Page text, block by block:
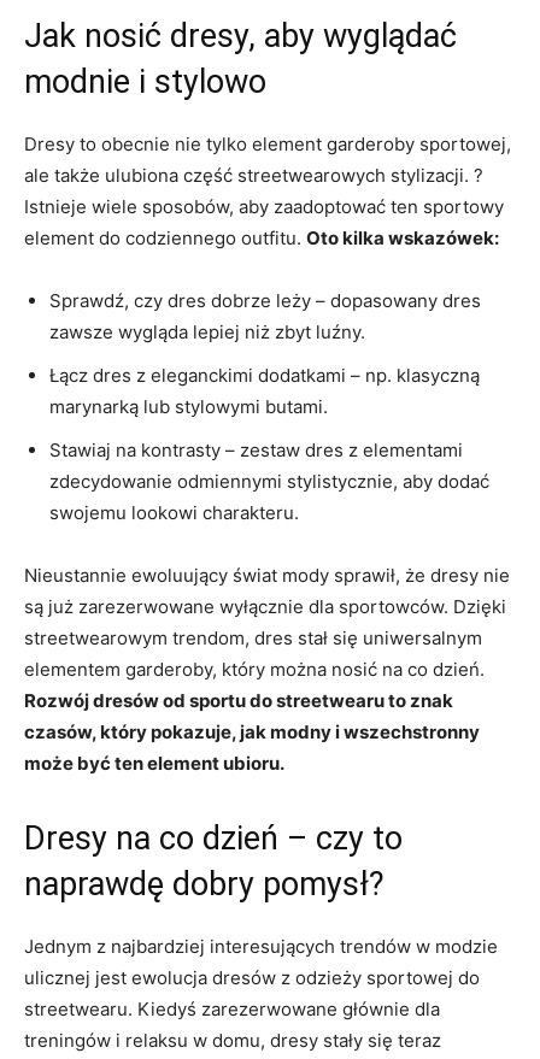
Jak ‌nosić dresy, aby wyglądać
modnie i stylowo
Dresy ⁤to obecnie nie tylko element ‌garderoby sportowej,
ale także ulubiona część streetwearowych stylizacji.⁢ ?
Istnieje wiele sposobów, aby zaadoptować ten sportowy​
element do codziennego outfitu. Oto⁤ kilka ⁢wskazówek:
Sprawdź,⁣ czy dres dobrze leży – dopasowany dres
‌zawsze wygląda lepiej ⁤niż zbyt luźny.
Łącz dres z eleganckimi dodatkami – np. klasyczną​
marynarką lub stylowymi butami.
Stawiaj ⁣na kontrasty – zestaw‌ dres z elementami
zdecydowanie odmiennymi stylistycznie, aby dodać
swojemu lookowi charakteru.
Nieustannie ⁤ewoluujący ⁤świat mody sprawił, że ⁢dresy nie
są już zarezerwowane wyłącznie dla sportowców. Dzięki
streetwearowym trendom, dres stał się⁣ uniwersalnym
⁤elementem garderoby, który można nosić na co ‍dzień.
Rozwój dresów od‍ sportu do streetwearu to znak
czasów, który pokazuje, jak modny i ‌wszechstronny
może być ten ​element ubioru.
Dresy na co dzień – ‍czy to
naprawdę dobry pomysł?
Jednym z najbardziej interesujących trendów w⁣ modzie​
ulicznej jest ewolucja⁢ dresów z odzieży sportowej do
streetwearu. Kiedyś zarezerwowane głównie dla
treningów i relaksu w ​domu, dresy stały się teraz⁤